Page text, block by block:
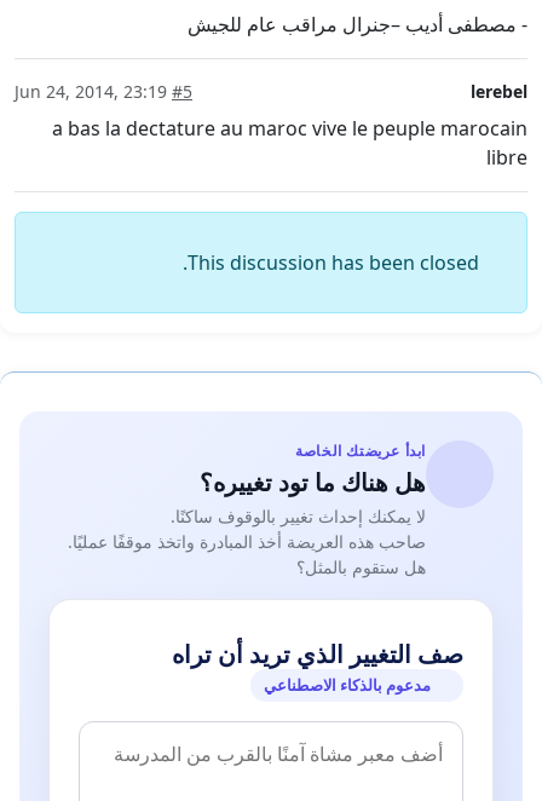
- مصطفى أديب –جنرال مراقب عام للجيش
lerebel
#5
a bas la dectature au maroc vive le peuple marocain
libre
This discussion has been closed.
ابدأ عريضتك الخاصة
هل هناك ما تود تغييره؟
لا يمكنك إحداث تغيير بالوقوف ساكنًا.
صاحب هذه العريضة أخذ المبادرة واتخذ موقفًا عمليًا.
هل ستقوم بالمثل؟
صف التغيير الذي تريد أن تراه
مدعوم بالذكاء الاصطناعي